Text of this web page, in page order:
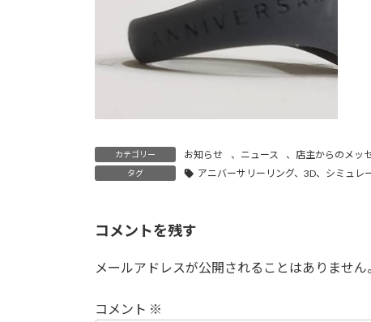
カテゴリー お知らせ 、 ニュース 、 店主からのメッ
タグ アニバーサリーリング、3D、シミュレ
コメントを残す
メールアドレスが公開されることはありません
コメント ※